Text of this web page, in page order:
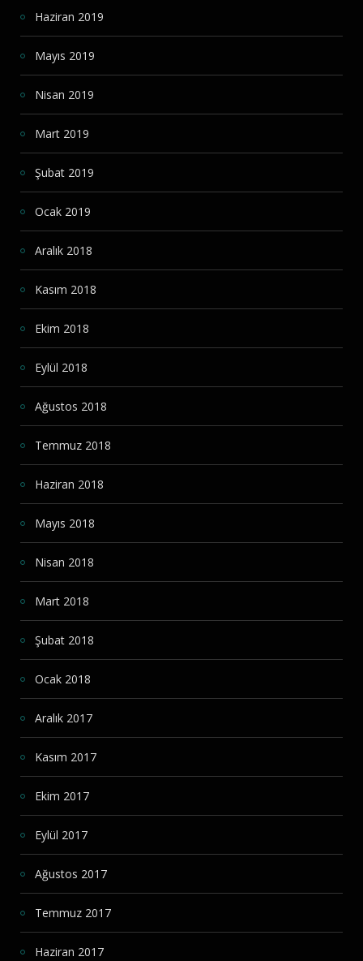
Haziran 2019
Mayıs 2019
Nisan 2019
Mart 2019
Şubat 2019
Ocak 2019
Aralık 2018
Kasım 2018
Ekim 2018
Eylül 2018
Ağustos 2018
Temmuz 2018
Haziran 2018
Mayıs 2018
Nisan 2018
Mart 2018
Şubat 2018
Ocak 2018
Aralık 2017
Kasım 2017
Ekim 2017
Eylül 2017
Ağustos 2017
Temmuz 2017
Haziran 2017